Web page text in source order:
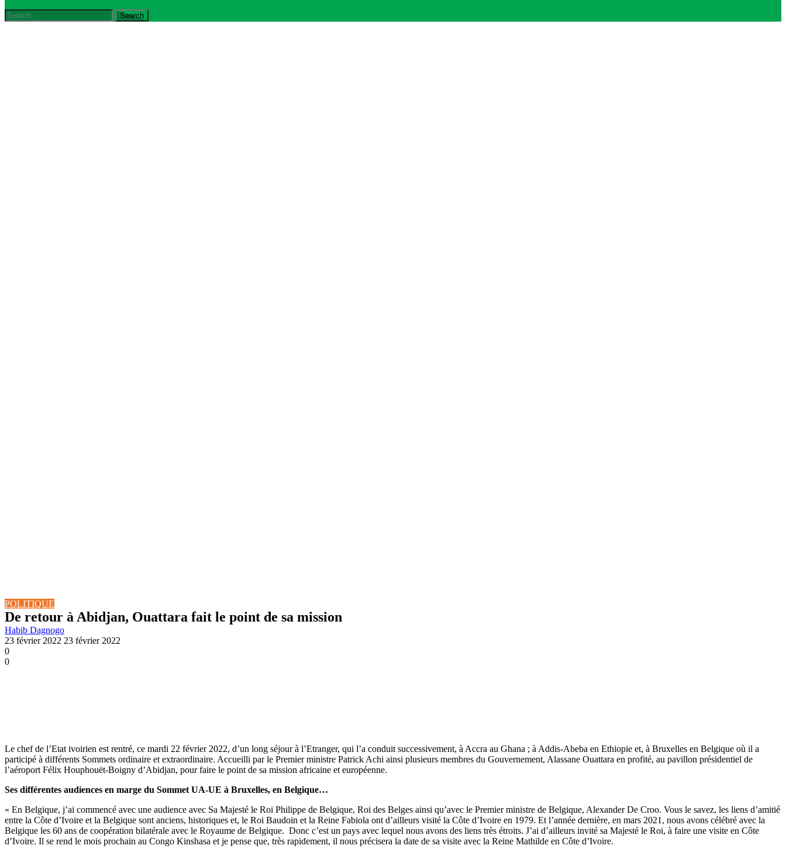
POLITIQUE
De retour à Abidjan, Ouattara fait le point de sa mission
Habib Dagnogo
23 février 2022 23 février 2022
0
0
Le chef de l’Etat ivoirien est rentré, ce mardi 22 février 2022, d’un long séjour à l’Etranger, qui l’a conduit successivement, à Accra au Ghana ; à Addis-Abeba en Ethiopie et, à Bruxelles en Belgique où il a
participé à différents Sommets ordinaire et extraordinaire. Accueilli par le Premier ministre Patrick Achi ainsi plusieurs membres du Gouvernement, Alassane Ouattara en profité, au pavillon présidentiel de
l’aéroport Félix Houphouët-Boigny d’Abidjan, pour faire le point de sa mission africaine et européenne.
Ses différentes audiences en marge du Sommet UA-UE à Bruxelles, en Belgique…
« En Belgique, j’ai commencé avec une audience avec Sa Majesté le Roi Philippe de Belgique, Roi des Belges ainsi qu’avec le Premier ministre de Belgique, Alexander De Croo. Vous le savez, les liens d’amitié
entre la Côte d’Ivoire et la Belgique sont anciens, historiques et, le Roi Baudoin et la Reine Fabiola ont d’ailleurs visité la Côte d’Ivoire en 1979. Et l’année dernière, en mars 2021, nous avons célébré avec la
Belgique les 60 ans de coopération bilatérale avec le Royaume de Belgique. Donc c’est un pays avec lequel nous avons des liens très étroits. J’ai d’ailleurs invité sa Majesté le Roi, à faire une visite en Côte
d’Ivoire. Il se rend le mois prochain au Congo Kinshasa et je pense que, très rapidement, il nous précisera la date de sa visite avec la Reine Mathilde en Côte d’Ivoire.